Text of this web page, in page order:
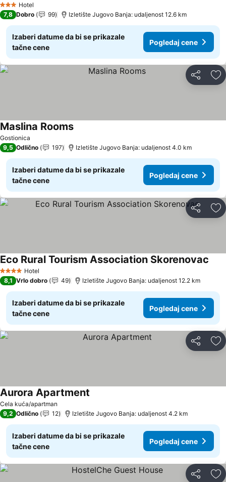
3 Zvezdice
Hotel
7,8 Dobro 99 Izletište Jugovo Banja: udaljenost 12.6 km
Izaberi datume da bi se prikazale
tačne cene
Pogledaj cene
Deli
Gostionica
Maslina Rooms
9,5 Odlično 197 Izletište Jugovo Banja: udaljenost 4.0 km
Izaberi datume da bi se prikazale
tačne cene
Pogledaj cene
Deli
4 ZvezdiceHotel
Eco Rural Tourism Association Skorenovac
8,1 Vrlo dobro 49 Izletište Jugovo Banja: udaljenost 12.2 km
Izaberi datume da bi se prikazale
tačne cene
Pogledaj cene
Deli
Cela kuća/apartman
Aurora Apartment
9,2 Odlično 12 Izletište Jugovo Banja: udaljenost 4.2 km
Izaberi datume da bi se prikazale
tačne cene
Pogledaj cene
Deli